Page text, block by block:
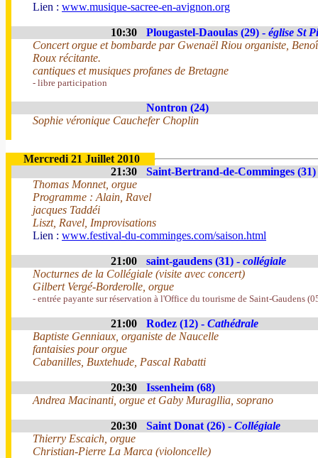
Lien : www.musique-sacree-en-avignon.org
10:30 Plougastel-Daoulas (29) - église St
Concert orgue et bombarde par Gwenaël Riou organiste,
Roux récitante.
cantiques et musiques profanes de Bretagne
- libre participation
Nontron (24)
Sophie véronique Cauchefer Choplin
Mercredi 21 Juillet 2010
21:30
Saint-Bertrand-de-Comminges
Thomas Monnet, orgue
Programme : Alain, Ravel
jacques Taddéi
Liszt, Ravel, Improvisations
Lien : www.festival-du-comminges.com/saison.html
21:00 saint-gaudens (31) - collégiale
Nocturnes de la Collégiale (visite avec concert)
Gilbert Vergé-Borderolle, orgue
- entrée payante sur réservation à l'Office du tourisme de Saint-Gaudens
21:00 Rodez (12) - Cathédrale
Baptiste Genniaux, organiste de Naucelle
fantaisies pour orgue
Cabanilles, Buxtehude, Pascal Rabatti
20:30
Issenheim (68)
Andrea Macinanti, orgue et Gaby Muragllia, soprano
20:30 Saint Donat (26) - Collégiale
Thierry Escaich, orgue
Christian-Pierre La Marca (violoncelle)